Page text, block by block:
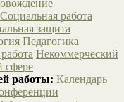
Социальная работа
защита
Педагогика
Некоммерческий
сфере
работы: Календарь